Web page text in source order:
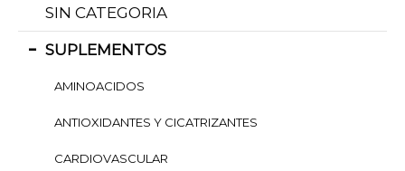
SIN CATEGORIA
SUPLEMENTOS
AMINOACIDOS
ANTIOXIDANTES Y CICATRIZANTES
CARDIOVASCULAR